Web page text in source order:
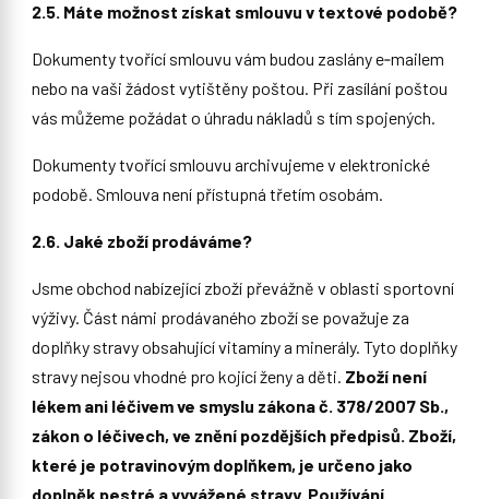
2.5. Máte možnost získat smlouvu v textové podobě?
Dokumenty tvořící smlouvu vám budou zaslány e‑mailem
nebo na vaši žádost vytištěny poštou. Při zasílání poštou
vás můžeme požádat o úhradu nákladů s tím spojených.
Dokumenty tvořící smlouvu archivujeme v elektronické
podobě. Smlouva není přístupná třetím osobám.
2.6. Jaké zboží prodáváme?
Jsme obchod nabízející zboží převážně v oblasti sportovní
výživy. Část námi prodávaného zboží se považuje za
doplňky stravy obsahující vitamíny a minerály. Tyto doplňky
stravy nejsou vhodné pro kojící ženy a děti. Zboží není
lékem ani léčivem ve smyslu zákona č. 378/2007 Sb.,
zákon o léčivech, ve znění pozdějších předpisů. Zboží,
které je potravinovým doplňkem, je určeno jako
doplněk pestré a vyvážené stravy. Používání